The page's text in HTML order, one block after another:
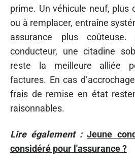
prime. Un véhicule neuf, plus
ou à remplacer, entraîne
assurance plus
conducteur, une citadine
reste la meilleure alliée
factures. En cas
frais de remise en état
raisonnables.
Lire également : Jeune
considéré pour l'assurance ?